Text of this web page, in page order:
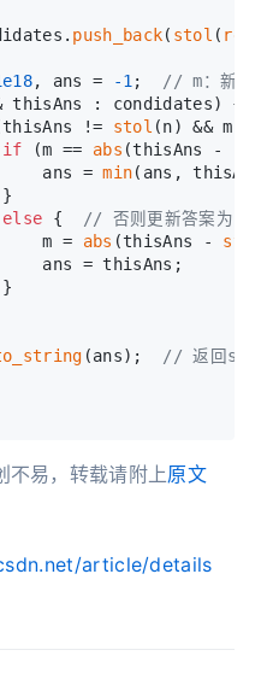
push_back( stol (
, ans = -1 ;
// m：新回
thisAns : condidates) {
!= stol (n) && m >=
if (m == abs (thisAns -
ans =
min(ans,
else {
// 否则更新答案为 能
m =
abs (thisAns - stol
ans = thisAns;
(ans);
// 返回
不易，转载请附上原文
article/details